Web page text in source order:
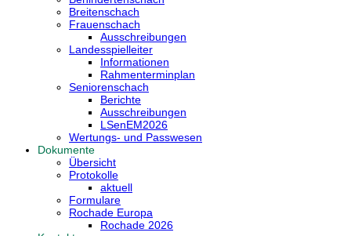
Breitenschach
Frauenschach
Ausschreibungen
Landesspielleiter
Informationen
Rahmenterminplan
Seniorenschach
Berichte
Ausschreibungen
LSenEM2026
Wertungs- und Passwesen
Dokumente
Übersicht
Protokolle
aktuell
Formulare
Rochade Europa
Rochade 2026